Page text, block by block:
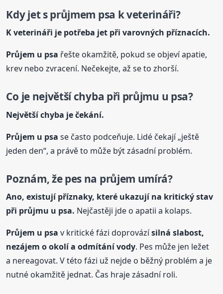
Kdy jet s průjmem psa k veterináři?
K veterináři je potřeba jet při varovných příznacích.
Průjem u psa řešte okamžitě, pokud se objeví apatie,
krev nebo zvracení. Nečekejte, až se to zhorší.
Co je největší chyba při průjmu u psa?
Největší chyba je čekání.
Průjem u psa se často podceňuje. Lidé čekají „ještě
jeden den“, a právě to může být zásadní problém.
Poznám, že pes na průjem umírá?
Ano, existují příznaky, které ukazují na kritický stav
při průjmu u psa. Nejčastěji jde o apatii a kolaps.
Průjem u psa v kritické fázi doprovázísilná slabost,
nezájem o okolí a odmítání vody. Pes může jen ležet
a nereagovat. V této fázi už nejde o běžný problém a je
nutné okamžitě jednat. Čas hraje zásadní roli.